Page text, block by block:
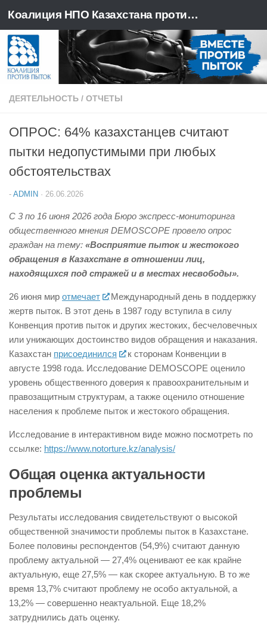
Перейти к содержимому Коалиция НПО Казахстана против пыток
ДЕЯТЕЛЬНОСТЬ / ОТЧЕТЫ
ОПРОС: 64% казахстанцев считают
пытки недопустимыми при любых
обстоятельствах
- ADMIN · 26.06.2026
С 3 по 16 июня 2026 года Бюро экспресс-мониторинга
общественного мнения DEMOSCOPE провело опрос
граждан на тему: «Восприятие пыток и жестокого
обращения в Казахстане в отношении лиц,
находящихся под стражей и в местах несвободы».
26 июня мир отмечает
Международный день в поддержку
жертв пыток. В этот день в 1987 году вступила в силу
Конвенция против пыток и других жестоких, бесчеловечных
или унижающих достоинство видов обращения и наказания.
Казахстан присоединился
к сторонам Конвенции в
августе 1998 года. Исследование DEMOSCOPE оценило
уровень общественного доверия к правоохранительным и
правозащитным структурам, а также оценило отношение
населения к проблеме пыток и жестокого обращения.
Исследование в интерактивном виде можно посмотреть по
ссылке: https://www.notorture.kz/analysis/
Общая оценка актуальности
проблемы
Результаты исследования свидетельствуют о высокой
общественной значимости проблемы пыток в Казахстане.
Более половины респондентов (54,9%) считают данную
проблему актуальной — 27,4% оценивают ее как крайне
актуальную, еще 27,5% — как скорее актуальную. В то же
время 13,7% считают проблему не особо актуальной, а
13,2% — совершенно неактуальной. Еще 18,2%
затруднились дать оценку.